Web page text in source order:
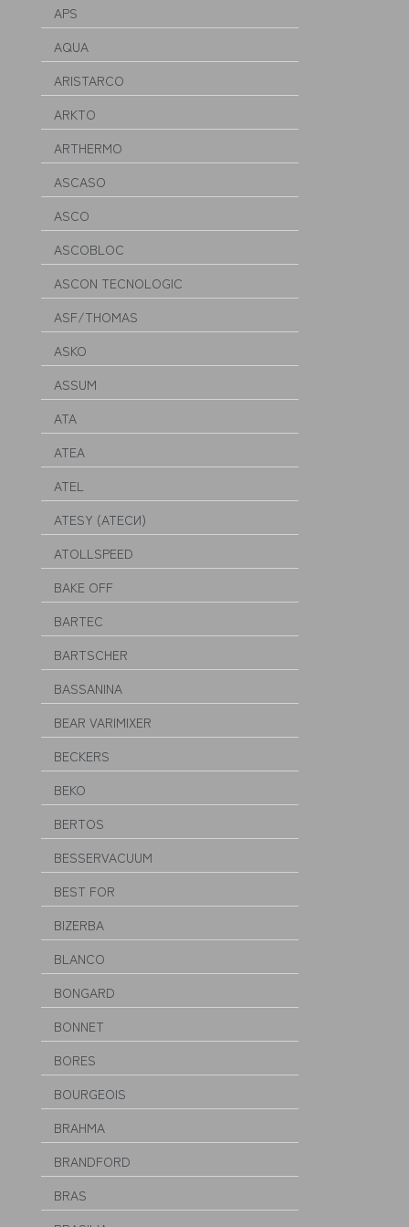
APS
AQUA
ARISTARCO
ARKTO
ARTHERMO
ASCASO
ASCO
ASCOBLOC
ASCON TECNOLOGIC
ASF/THOMAS
ASKO
ASSUM
ATA
ATEA
ATEL
ATESY (АТЕСИ)
ATOLLSPEED
BAKE OFF
BARTEC
BARTSCHER
BASSANINA
BEAR VARIMIXER
BECKERS
BEKO
BERTOS
BESSERVACUUM
BEST FOR
BIZERBA
BLANCO
BONGARD
BONNET
BORES
BOURGEOIS
BRAHMA
BRANDFORD
BRAS